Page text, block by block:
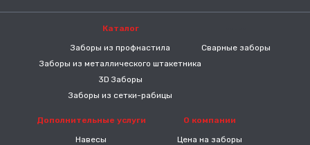
Каталог
Заборы из профнастила
Заборы из металлического штакетника
3D Заборы
Заборы из сетки-рабицы
Сварные заборы
Дополнительные услуги
Навесы
О компании
Цена на заборы